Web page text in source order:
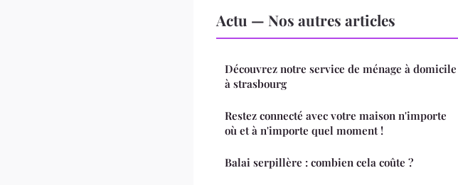
Actu — Nos autres articles
Découvrez notre service de ménage à domicile
à strasbourg
Restez connecté avec votre maison n'importe
où et à n'importe quel moment !
Balai serpillère : combien cela coûte ?